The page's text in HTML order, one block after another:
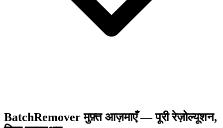
BatchRemover मुफ़्त आज़माएँ — पूरी रेज़ोल्यूशन,